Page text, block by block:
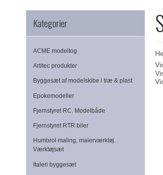
Kategorier
ACME modeltog
Artitec produkter
Byggesæt af modelskibe i træ & plast
Epokemodeller
Fjernstyret RC. Modelbåde
Fjernstyret RTR biler
Humbrol maling, malerværktøj.
Værktøjsæt
Italeri byggesæt